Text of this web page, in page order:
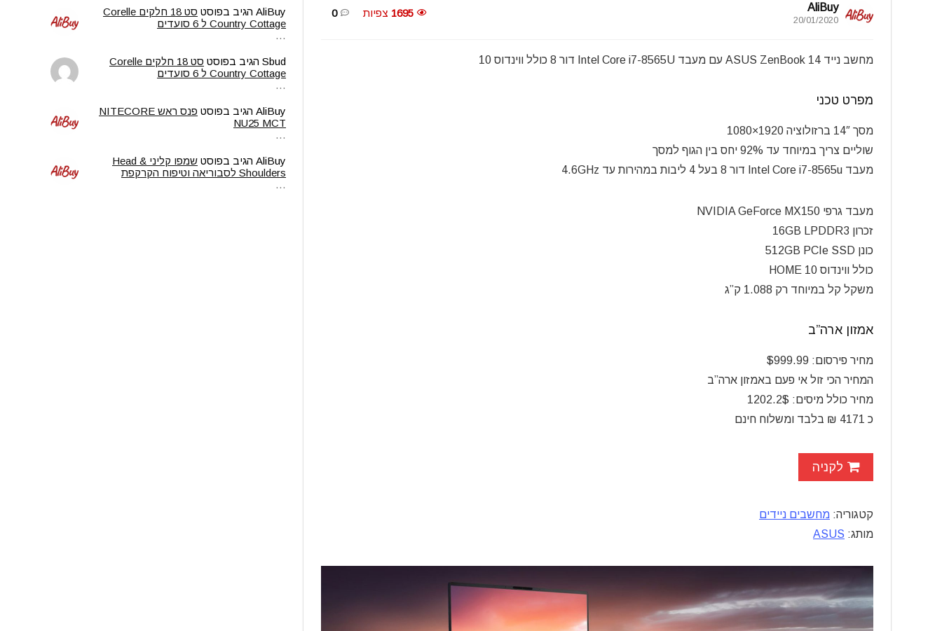
AliBuy
20/01/2020
1695 צפיות 0
מחשב נייד ASUS ZenBook 14 עם מעבד Intel Core i7-8565U דור 8 כולל ווינדוס 10
מפרט טכני
מסך 14″ ברזולוציה 1920×1080
שוליים צריך במיוחד עד 92% יחס בין הגוף למסך
מעבד Intel Core i7-8565u דור 8 בעל 4 ליבות במהירות עד 4.6GHz
מעבד גרפי NVIDIA GeForce MX150
זכרון 16GB LPDDR3
כונן 512GB PCIe SSD
כולל ווינדוס 10 HOME
משקל קל במיוחד רק 1.088 ק”ג
אמזון ארה”ב
מחיר פירסום: $999.99
המחיר הכי זול אי פעם באמזון ארה”ב
מחיר כולל מיסים: 1202.2$
כ 4171
₪ בלבד ומשלוח חינם
לקניה
קטגוריה: מחשבים ניידים
מותג: ASUS
AliBuy הגיב בפוסט
סט 18 חלקים Corelle
Country Cottage ל 6 סועדים
…
Sbud הגיב בפוסט
סט 18 חלקים Corelle
Country Cottage ל 6 סועדים
…
AliBuy הגיב בפוסט
פנס ראש NITECORE
NU25 MCT
…
AliBuy הגיב בפוסט
שמפו קליני Head &
Shoulders לסבוריאה וטיפוח הקרקפת
…